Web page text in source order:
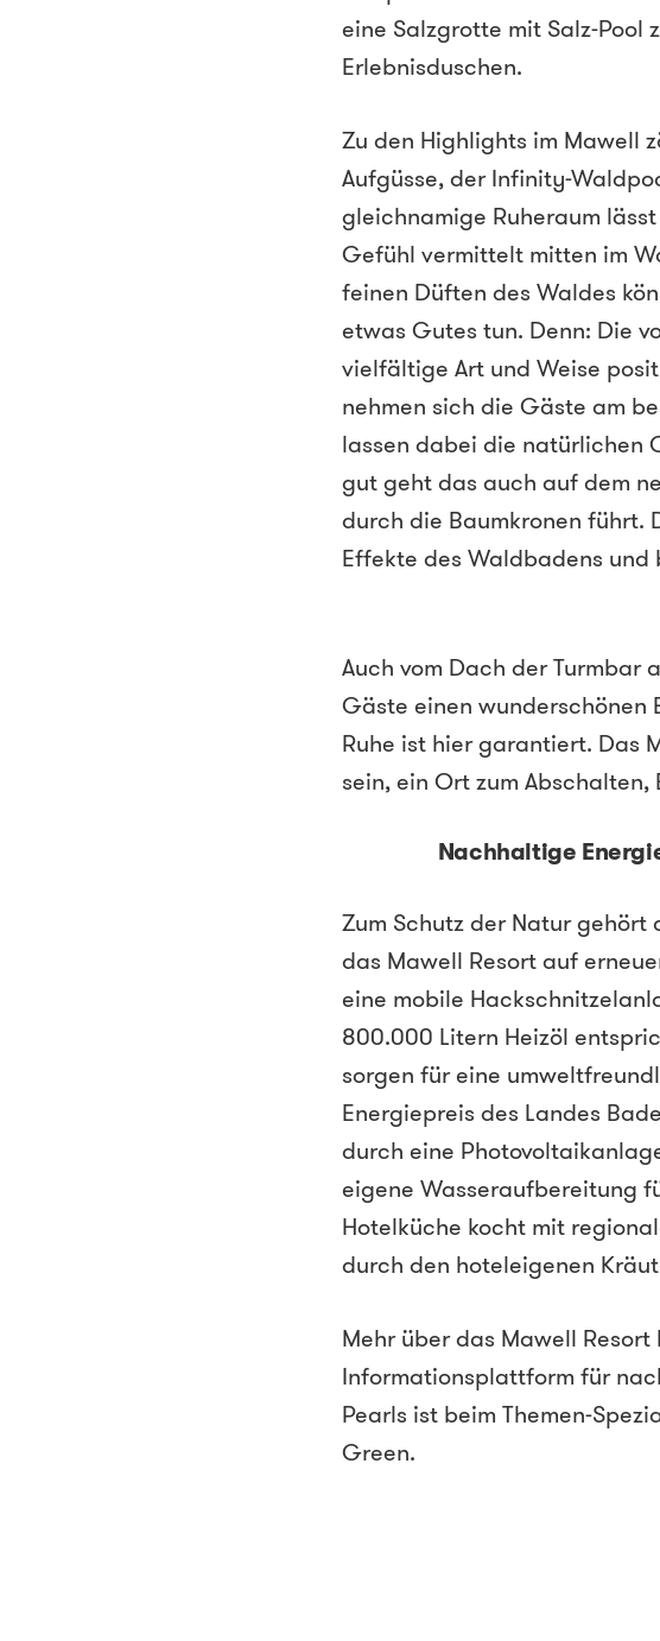
eine Salzgrotte mit Salz-Pool
Erlebnisduschen.
Zu den Highlights im Mawell
Aufgüsse, der Infinity-
gleichnamige Ruheraum
Gefühl vermittelt mitten im
feinen Düften des Waldes
etwas Gutes tun. Denn: Die
vielfältige Art und Weise
nehmen sich die Gäste am
lassen dabei die natürlichen
gut geht das auch auf dem
durch die Baumkronen führt.
Effekte des Waldbadens
Auch vom Dach der Turmbar
Gäste einen wunderschönen
Ruhe ist hier garantiert. Das
sein, ein Ort zum
Nachhaltige
Zum Schutz der Natur
das Mawell Resort auf
eine mobile
800.000 Litern Heizöl
sorgen für eine
Energiepreis des Landes
durch eine
eigene Wasseraufbereitung
Hotelküche kocht mit
durch den hoteleigenen
Mehr über das Mawell
Informationsplattform für
Pearls ist beim Themen-
Green.